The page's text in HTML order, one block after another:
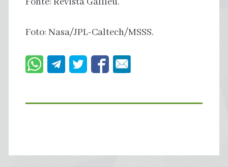
Foto: Nasa/JPL-Caltech/MSSS.